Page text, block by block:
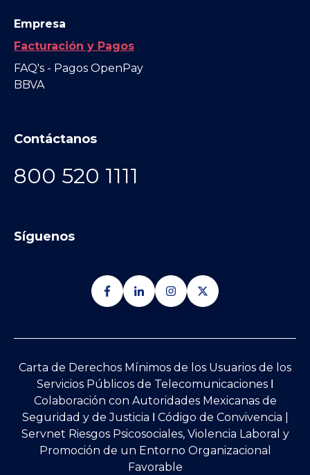
Empresa
Facturación y Pagos
FAQ's - Pagos OpenPay
BBVA
Contáctanos
800 520 1111
Síguenos
Carta de Derechos Mínimos de los Usuarios de los
Servicios Públicos de Telecomunicaciones Ι
Colaboración con Autoridades Mexicanas de
Seguridad y de Justicia
Código de Convivencia |
Servnet Riesgos Psicosociales, Violencia Laboral y
Promoción de un Entorno Organizacional
Favorable